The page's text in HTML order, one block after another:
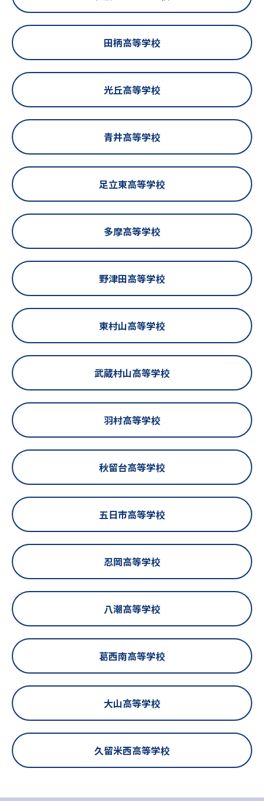
田柄高等学校
光丘高等学校
青井高等学校
足立東高等学校
多摩高等学校
野津田高等学校
東村山高等学校
武蔵村山高等学校
羽村高等学校
秋留台高等学校
五日市高等学校
忍岡高等学校
八潮高等学校
葛西南高等学校
大山高等学校
久留米西高等学校